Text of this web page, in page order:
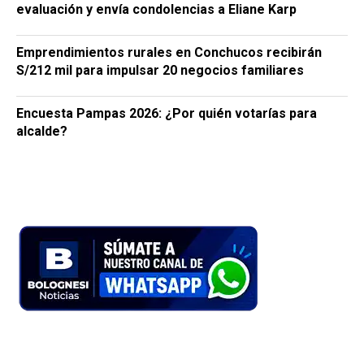
evaluación y envía condolencias a Eliane Karp
Emprendimientos rurales en Conchucos recibirán
S/212 mil para impulsar 20 negocios familiares
Encuesta Pampas 2026: ¿Por quién votarías para
alcalde?